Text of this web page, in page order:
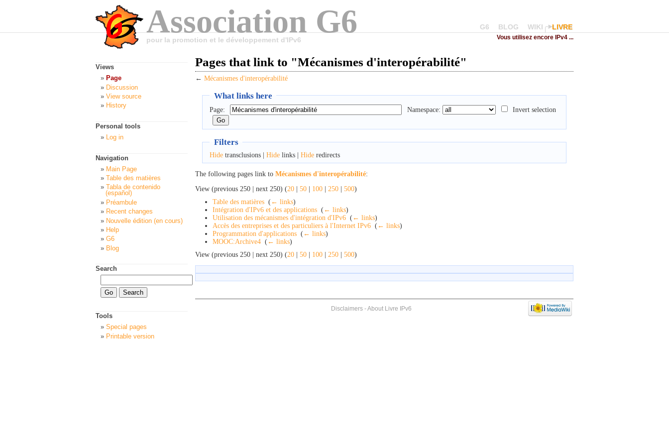
Association G6
pour la promotion et le développement d'IPv6
G6 BLOG WIKI LIVRE
Vous utilisez encore IPv4 ...
Pages that link to "Mécanismes d'interopérabilité"
← Mécanismes d'interopérabilité
What links here
Page: Namespace: Invert selection
Filters
Hidetransclusions | Hidelinks | Hideredirects
The following pages link to Mécanismes d'interopérabilité:
View (previous 250 | next 250) (20 | 50 | 100 | 250 | 500)
Table des matières ( ← links)
Intégration d'IPv6 et des applications ( ← links)
Utilisation des mécanismes d'intégration d'IPv6 ( ← links)
Accès des entreprises et des particuliers à l'Internet IPv6 ( ← links)
Programmation d'applications ( ← links)
MOOC:Archive4 ( ← links)
View (previous 250 | next 250) (20 | 50 | 100 | 250 | 500)
Views
Page
Discussion
View source
History
Personal tools
Log in
Navigation
Main Page
Table des matières
Tabla de contenido
(español)
Préambule
Recent changes
Nouvelle édition (en cours)
Help
G6
Blog
Search
Tools
Special pages
Printable version
Disclaimers-About Livre IPv6